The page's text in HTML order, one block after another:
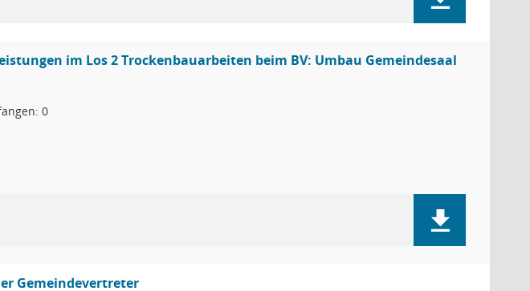
im Los 2 Trockenbauarbeiten beim BV: Umbau Gemeindesaal
0
Gemeindevertreter